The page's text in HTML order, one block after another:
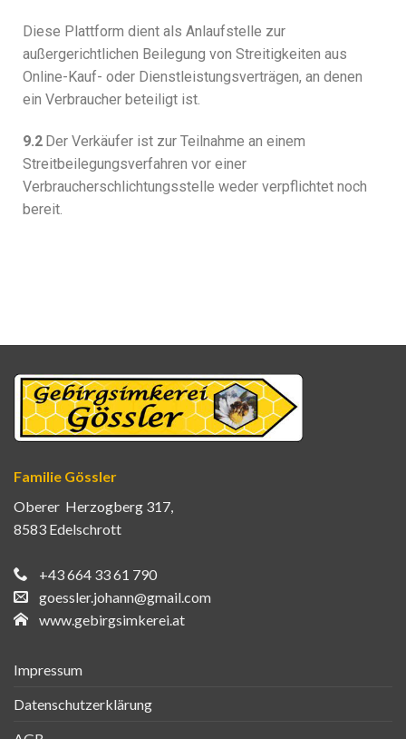
Diese Plattform dient als Anlaufstelle zur
außergerichtlichen Beilegung von Streitigkeiten aus
Online-Kauf- oder Dienstleistungsverträgen, an denen
ein Verbraucher beteiligt ist.
9.2 Der Verkäufer ist zur Teilnahme an einem
Streitbeilegungsverfahren vor einer
Verbraucherschlichtungsstelle weder verpflichtet noch
bereit.
Familie Gössler
Oberer Herzogberg 317,
8583 Edelschrott
+43 664 33 61 790
goessler.johann@gmail.com
www.gebirgsimkerei.at
Impressum
Datenschutzerklärung